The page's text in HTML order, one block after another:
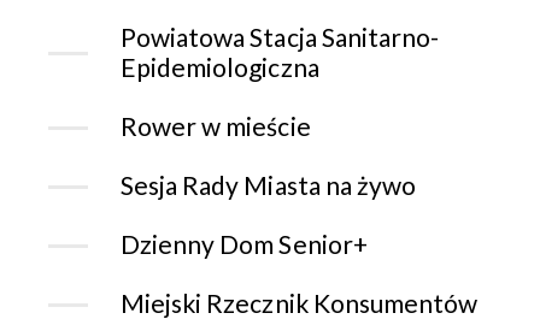
Powiatowa Stacja Sanitarno-
Epidemiologiczna
Rower w mieście
Sesja Rady Miasta na żywo
Dzienny Dom Senior+
Miejski Rzecznik Konsumentów